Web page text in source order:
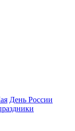
День России